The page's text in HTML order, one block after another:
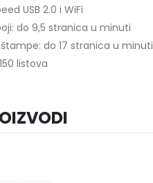
USB 2.0 i WiFi
do 9,5 stranica u minuti
do 17 stranica u minuti
listova